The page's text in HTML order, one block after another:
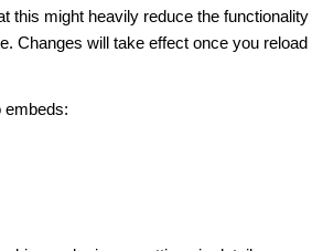
this might heavily reduce the functionality
Changes will take effect once you reload
embeds: